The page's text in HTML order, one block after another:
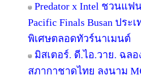
Predator x Intel ชวนแ
Pacific Finals Busan ป
พิเศษตลอดทัวร์นาเมนต์
มิสเตอร์. ดี.ไอ.วาย. ฉลอ
สภากาชาดไทย ลงนาม